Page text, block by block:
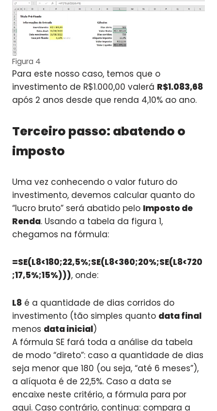
Figura 4
Para este nosso caso, temos que o
investimento de R$1.000,00 valerá R$1.083,68
após 2 anos desde que renda 4,10% ao ano.
Terceiro passo: abatendo o
imposto
Uma vez conhecendo o valor futuro do
investimento, devemos calcular quanto do
“lucro bruto” será abatido pelo Imposto de
Renda. Usando a tabela da figura 1,
chegamos na fórmula:
=SE(L8<180;22,5%;SE(L8<360;20%;SE(L8<720
;17,5%;15%))), onde:
L8 é a quantidade de dias corridos do
investimento (tão simples quanto data final
menos data inicial)
A fórmula SE fará toda a análise da tabela
de modo “direto”: caso a quantidade de dias
seja menor que 180 (ou seja, “até 6 meses”),
a alíquota é de 22,5%. Caso a data se
encaixe neste critério, a fórmula para por
aqui. Caso contrário, continua: compara a